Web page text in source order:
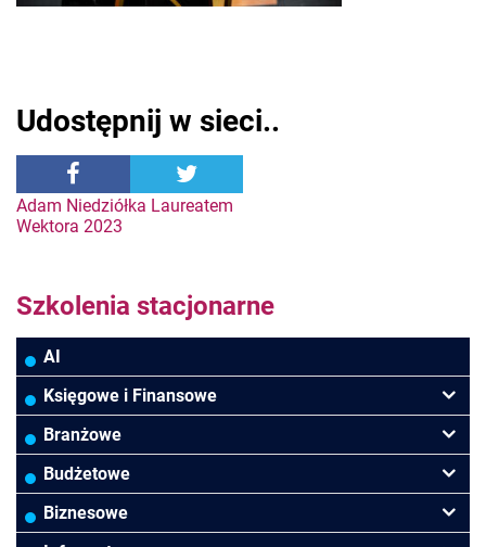
Udostępnij w sieci..
Nawigacja
Adam Niedziółka Laureatem
Wektora 2023
Szkolenia stacjonarne
AI
Księgowe i Finansowe
Podatki VAT/CIT/PIT
Rachunkowość
Finanse
Branżowe
Banki
Budowlana/Deweloperska
Budżetowe
Rachunkowość budżetowa
Biznesowe